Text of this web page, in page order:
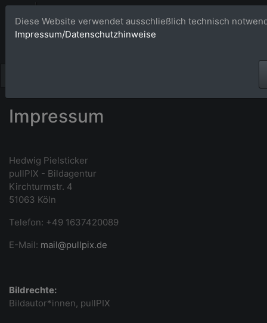
Bildagentur
Impressum
Hedwig Pielsticker
pullPIX - Bildagentur
Kirchturmstr. 4
51063 Köln
Telefon: +49 1637420089
E-Mail: mail@pullpix.de
Bildrechte:
Bildautor*innen, pullPIX
Diese Website verwendet ausschließlich technisch
Impressum/Datenschutzhinweise